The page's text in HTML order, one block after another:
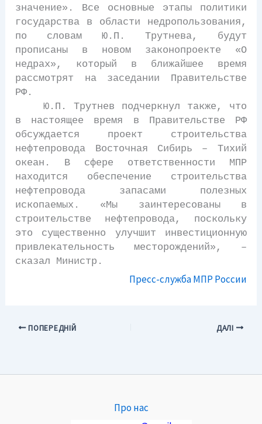
значение». Все основные этапы политики
государства в области недропользования,
по словам Ю.П. Трутнева, будут
прописаны в новом законопроекте «О
недрах», который в ближайшее время
рассмотрят на заседании Правительстве
РФ.
Ю.П. Трутнев подчеркнул также, что
в настоящее время в Правительстве РФ
обсуждается проект строительства
нефтепровода Восточная Сибирь – Тихий
океан. В сфере ответственности МПР
находится обеспечение строительства
нефтепровода запасами полезных
ископаемых. «Мы заинтересованы в
строительстве нефтепровода, поскольку
это существенно улучшит инвестиционную
привлекательность месторождений», –
сказал Министр.
Пресс-служба МПР России
ПОПЕРЕДНІЙ ДАЛІ
Про нас